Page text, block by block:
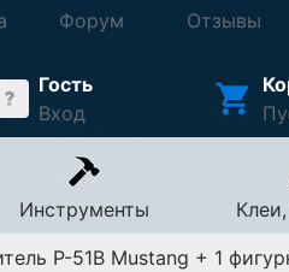
Форум Отзывы
Гость
Вход
Инструменты
P-51B Mustang + 1